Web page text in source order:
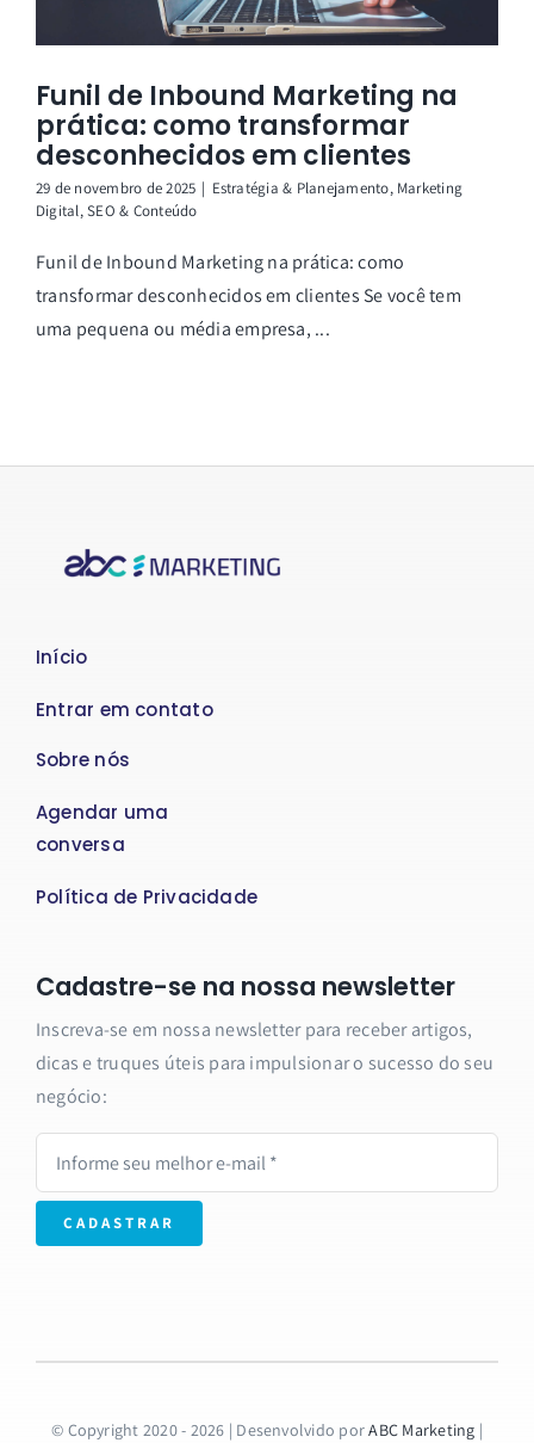
Funil de Inbound Marketing na
prática: como transformar
desconhecidos em clientes
29 de novembro de 2025 | Estratégia & Planejamento, Marketing
Digital,SEO & Conteúdo
Funil de Inbound Marketing na prática: como
transformar desconhecidos em clientes Se você tem
uma pequena ou média empresa, ...
Início
Entrar em contato
Sobre nós
Agendar uma
conversa
Política de Privacidade
Cadastre-se na nossa newsletter
Inscreva-se em nossa newsletter para receber artigos,
dicas e truques úteis para impulsionar o sucesso do seu
negócio:
CADASTRAR
© Copyright 2020 - 2026 | Desenvolvido porABC Marketing |